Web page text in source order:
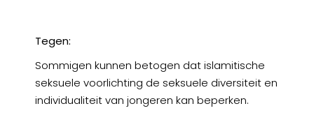
Tegen:
Sommigen kunnen betogen dat islamitische
seksuele voorlichting de seksuele diversiteit en
individualiteit van jongeren kan beperken.